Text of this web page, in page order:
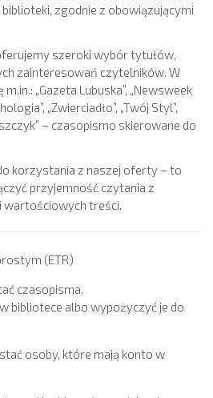
zgodnie z obowiązującymi
szeroki wybór tytułów,
zainteresowań czytelników. W
„Gazeta Lubuska”, „Newsweek
„Zwierciadło”, „Twój Styl”,
– czasopismo skierowane do
korzystania z naszej oferty – to
przyjemność czytania z
wartościowych treści.
(ETR)
czasopisma.
bibliotece albo wypożyczyć je do
osoby, które mają konto w